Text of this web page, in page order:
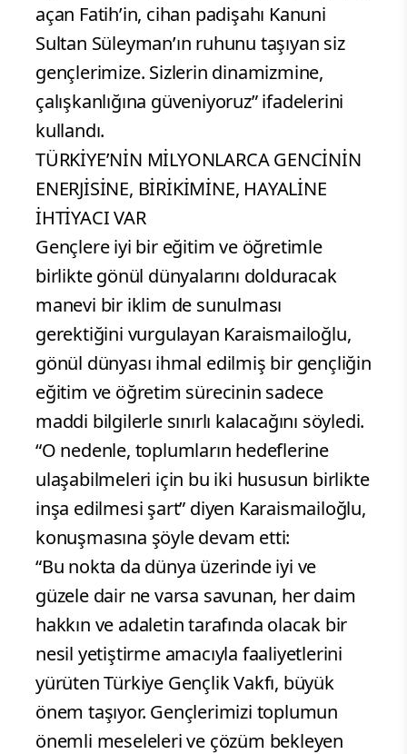
açan Fatih’in, cihan padişahı Kanuni
Sultan Süleyman’ın ruhunu taşıyan siz
gençlerimize. Sizlerin dinamizmine,
çalışkanlığına güveniyoruz” ifadelerini
kullandı.
TÜRKİYE’NİN MİLYONLARCA GENCİNİN
ENERJİSİNE, BİRİKİMİNE, HAYALİNE
İHTİYACI VAR
Gençlere iyi bir eğitim ve öğretimle
birlikte gönül dünyalarını dolduracak
manevi bir iklim de sunulması
gerektiğini vurgulayan Karaismailoğlu,
gönül dünyası ihmal edilmiş bir gençliğin
eğitim ve öğretim sürecinin sadece
maddi bilgilerle sınırlı kalacağını söyledi.
“O nedenle, toplumların hedeflerine
ulaşabilmeleri için bu iki hususun birlikte
inşa edilmesi şart” diyen Karaismailoğlu,
konuşmasına şöyle devam etti:
“Bu nokta da dünya üzerinde iyi ve
güzele dair ne varsa savunan, her daim
hakkın ve adaletin tarafında olacak bir
nesil yetiştirme amacıyla faaliyetlerini
yürüten Türkiye Gençlik Vakfı, büyük
önem taşıyor. Gençlerimizi toplumun
önemli meseleleri ve çözüm bekleyen